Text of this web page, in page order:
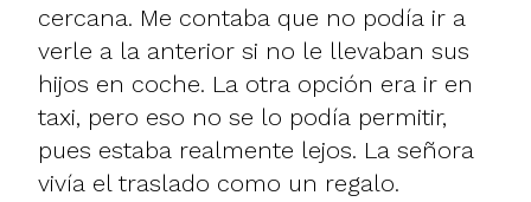
cercana. Me contaba que no podía ir a
verle a la anterior si no le llevaban sus
hijos en coche. La otra opción era ir en
taxi, pero eso no se lo podía permitir,
pues estaba realmente lejos. La señora
vivía el traslado como un regalo.